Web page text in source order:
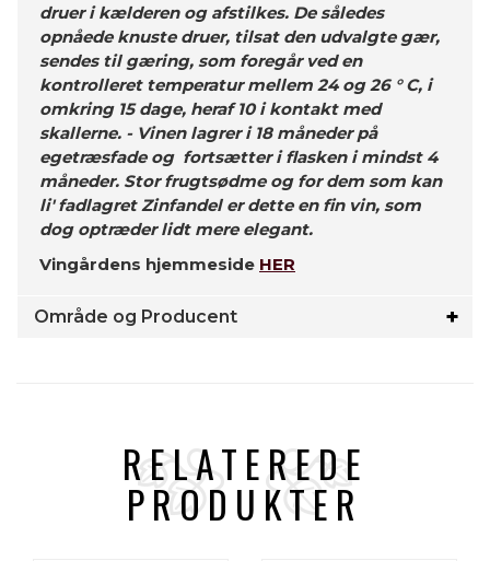
druer i kælderen og afstilkes. De således
opnåede knuste druer, tilsat den udvalgte gær,
sendes til gæring, som foregår ved en
kontrolleret temperatur mellem 24 og 26 ° C, i
omkring 15 dage, heraf 10 i kontakt med
skallerne. - Vinen lagrer i 18 måneder på
egetræsfade og fortsætter i flasken i mindst 4
måneder. Stor frugtsødme og for dem som kan
li' fadlagret Zinfandel er dette en fin vin, som
dog optræder lidt mere elegant.
Vingårdens hjemmeside HER
Område og Producent
RELATEREDE
PRODUKTER